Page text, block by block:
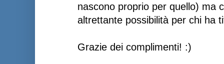
nascono proprio per quello) ma
altrettante possibilità per chi ha
Grazie dei complimenti! :)